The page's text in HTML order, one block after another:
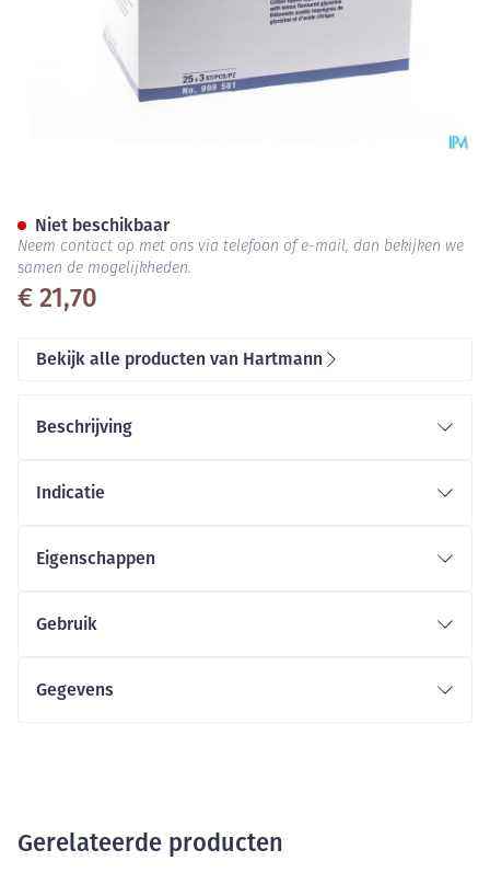
€ 21,70
Niet beschikbaar
Neem contact op met ons via telefoon of e-mail, dan bekijken we
samen de mogelijkheden.
Bekijk alle producten van Hartmann
Beschrijving
Indicatie
Eigenschappen
Gebruik
Gegevens
Gerelateerde producten